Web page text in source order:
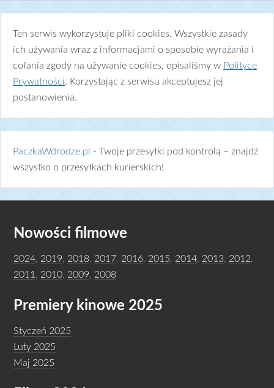
Ten serwis wykorzystuje pliki cookies. Wszystkie zasady
ich używania wraz z informacjami o sposobie wyrażania i
cofania zgody na używanie cookies, opisaliśmy w Polityce
Prywatności. Korzystając z serwisu akceptujesz jej
postanowienia.
PaczkaWdrodze.pl - Twoje przesyłki pod kontrolą – znajdź
wszystko o przesyłkach kurierskich!
Nowości filmowe
2024 2019 2018 2017 2016 2015 2014 2013 2012
2011
2010 2009 2008
Premiery kinowe 2025
Styczeń 2025
Luty 2025
Maj 2025